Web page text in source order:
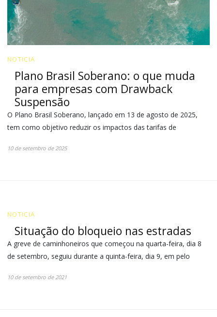
NOTICIA
Plano Brasil Soberano: o que muda
para empresas com Drawback
Suspensão
O Plano Brasil Soberano, lançado em 13 de agosto de 2025,
tem como objetivo reduzir os impactos das tarifas de
10 de setembro de 2025
NOTICIA
Situação do bloqueio nas estradas
A greve de caminhoneiros que começou na quarta-feira, dia 8
de setembro, seguiu durante a quinta-feira, dia 9, em pelo
10 de setembro de 2021